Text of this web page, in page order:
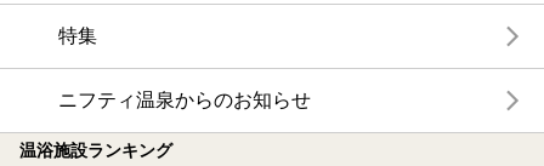
特集
ニフティ温泉からのお知らせ
温浴施設ランキング